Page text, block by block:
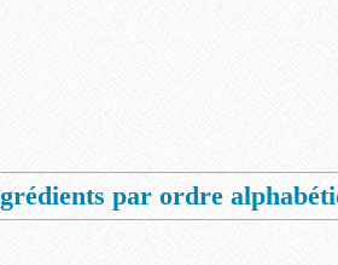
par ordre